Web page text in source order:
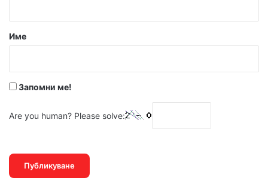
р
Име
Запомни ме!
Are you human? Please solve: